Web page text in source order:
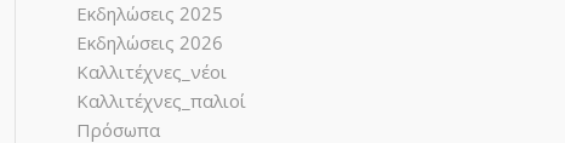
Εκδηλώσεις 2025
Εκδηλώσεις 2026
Καλλιτέχνες_νέοι
Καλλιτέχνες_παλιοί
Πρόσωπα